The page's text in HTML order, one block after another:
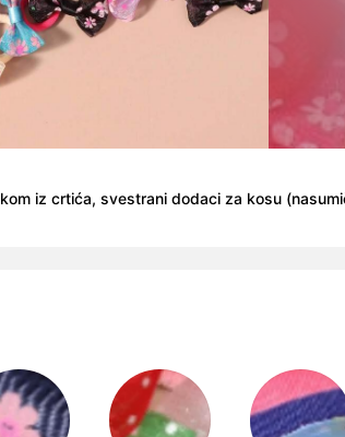
iz crtića, svestrani dodaci za kosu